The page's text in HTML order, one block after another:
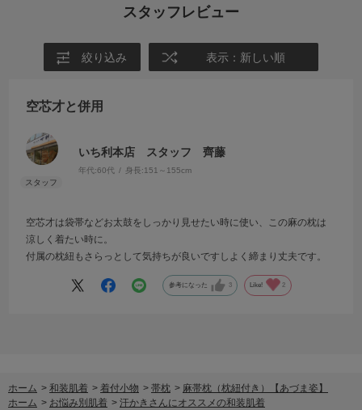
スタッフレビュー
絞り込み 表示：新しい順
空芯才と併用
いち利本店 スタッフ 齊藤
年代:60代 身長:151～155cm
空芯才は袋帯などお太鼓をしっかり見せたい時に使い、この麻の枕は
涼しく着たい時に。
付属の枕紐もさらっとして気持ちが良いですしよく締まり丈夫です。
参考になった 3 Like! 2
ホーム > 和装肌着 > 着付小物 > 帯枕 > 麻帯枕（枕紐付き）【あづま姿】
ホーム > お悩み別肌着 > 汗かきさんにオススメの和装肌着